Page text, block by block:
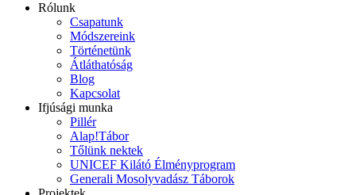
Rólunk
Csapatunk
Módszereink
Történetünk
Átláthatóság
Blog
Kapcsolat
Ifjúsági munka
Pillér
Alap!Tábor
Tőlünk nektek
UNICEF Kilátó Élményprogram
Generali Mosolyvadász Táborok